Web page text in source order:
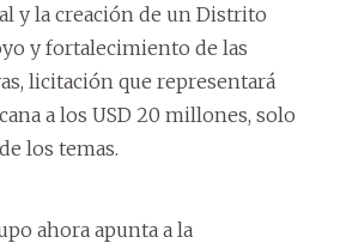
y la creación de un Distrito
y fortalecimiento de las
licitación que representará
a los USD 20 millones, solo
los temas.
ahora apunta a la